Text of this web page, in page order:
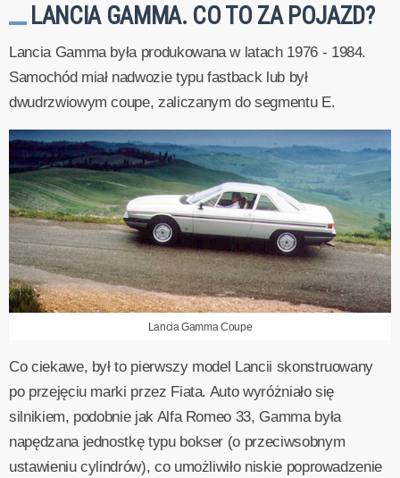
LANCIA GAMMA. CO TO ZA POJAZD?
Lancia Gamma była produkowana w latach 1976 - 1984.
Samochód miał nadwozie typu fastback lub był
dwudrzwiowym coupe, zaliczanym do segmentu E.
Lancia Gamma Coupe
Co ciekawe, był to pierwszy model Lancii skonstruowany
po przejęciu marki przez Fiata. Auto wyróżniało się
silnikiem, podobnie jak Alfa Romeo 33, Gamma była
napędzana jednostkę typu bokser (o przeciwsobnym
ustawieniu cylindrów), co umożliwiło niskie poprowadzenie